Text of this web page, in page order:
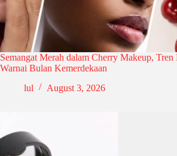
Semangat Merah dalam Cherry Makeup, Tren
Warnai Bulan Kemerdekaan
lul
August 3, 2026